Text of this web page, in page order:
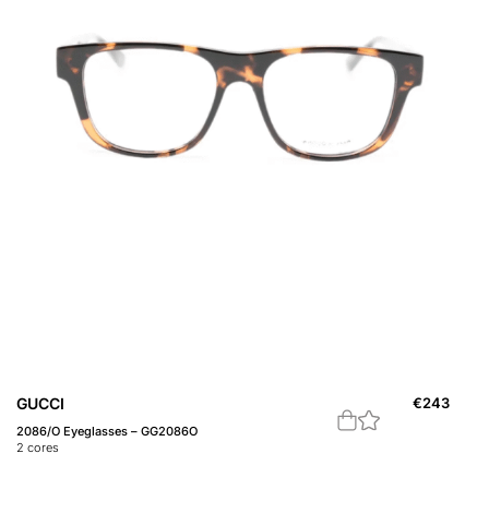
GUCCI
2086/O Eyeglasses – GG2086O
2 cores
€243